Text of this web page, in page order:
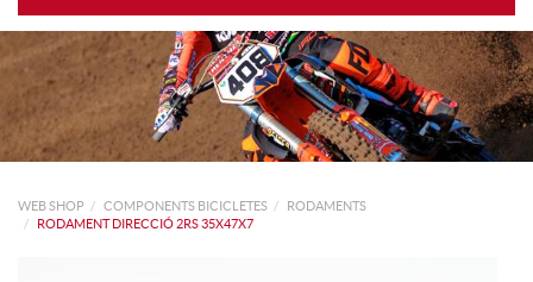
WEB SHOP COMPONENTS BICICLETES
RODAMENTS
RODAMENT DIRECCIÓ 2RS 35X47X7